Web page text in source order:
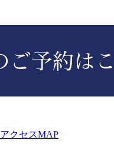
アクセスMAP